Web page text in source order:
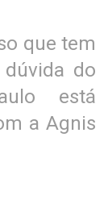
que tem
do
está
a Agnis